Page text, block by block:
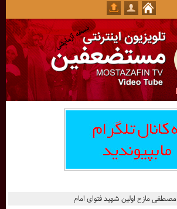
مصطفی مازح اولین شهید فتوای امام